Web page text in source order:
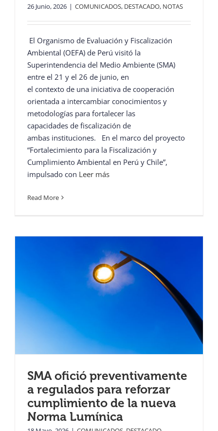
26 Junio, 2026 | COMUNICADOS, DESTACADO, NOTAS
El Organismo de Evaluación y Fiscalización
Ambiental (OEFA) de Perú visitó la
Superintendencia del Medio Ambiente (SMA)
entre el 21 y el 26 de junio, en
el contexto de una iniciativa de cooperación
orientada a intercambiar conocimientos y
metodologías para fortalecer las
capacidades de fiscalización de
ambas instituciones. En el marco del proyecto
“Fortalecimiento para la Fiscalización y
Cumplimiento Ambiental en Perú y Chile”,
impulsado con Leer más
Read More
SMA ofició preventivamente
a regulados para reforzar
cumplimiento de la nueva
Norma Lumínica